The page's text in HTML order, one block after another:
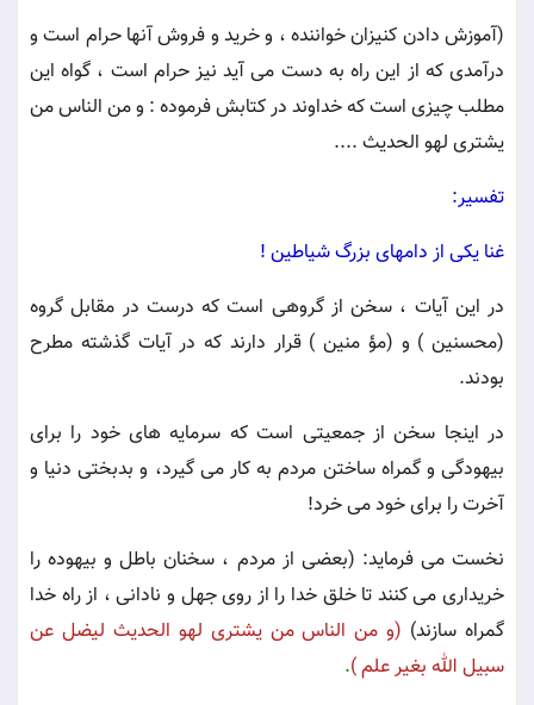
(آموزش دادن كنيزان خواننده ، و خريد و فروش آنها حرام است و
درآمدى كه از اين راه به دست مى آيد نيز حرام است ، گواه اين
مطلب چيزى است كه خداوند در كتابش فرموده : و من الناس من
يشترى لهو الحديث ....
تفسير:
غنا يكى از دامهاى بزرگ شياطين !
در اين آيات ، سخن از گروهى است كه درست در مقابل گروه
(محسنين ) و (مؤ منين ) قرار دارند كه در آيات گذشته مطرح
بودند.
در اينجا سخن از جمعيتى است كه سرمايه هاى خود را براى
بيهودگى و گمراه ساختن مردم به كار مى گيرد، و بدبختى دنيا و
آخرت را براى خود مى خرد!
نخست مى فرمايد: (بعضى از مردم ، سخنان باطل و بيهوده را
خريدارى مى كنند تا خلق خدا را از روى جهل و نادانى ، از راه خدا
گمراه سازند) (و من الناس من يشترى لهو الحديث ليضل عن
سبيل الله بغير علم ).